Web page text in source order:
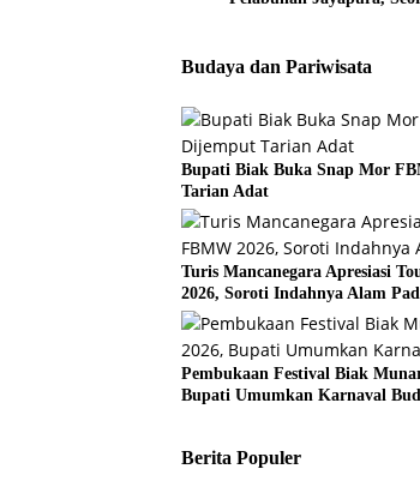
Budaya dan Pariwisata
Bupati Biak Buka Snap Mor
Tarian Adat
Turis Mancanegara Apresiasi
2026, Soroti Indahnya Alam
Pembukaan Festival Biak
Bupati Umumkan Karnaval
Berita Populer